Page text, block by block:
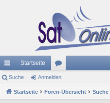
ch
ne
Startseite
or
en
Suche Anmelden
Startseite Foren-Übersicht Suche